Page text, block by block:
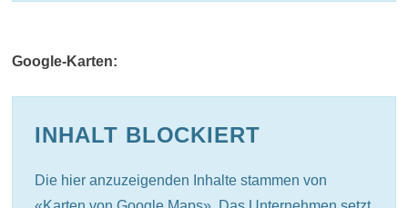
Google-Karten:
INHALT BLOCKIERT
Die hier anzuzeigenden Inhalte stammen von